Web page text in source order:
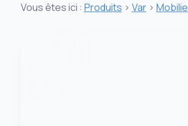
Vous êtes ici : Produits > Var>